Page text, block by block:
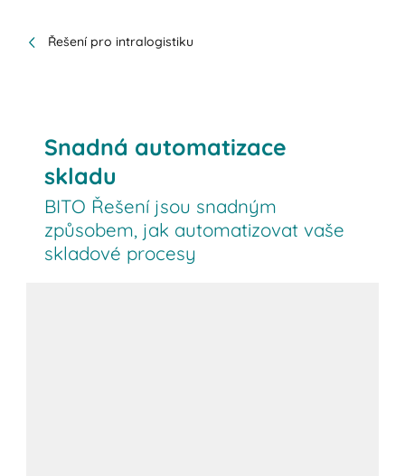
Řešení pro intralogistiku
Snadná automatizace
skladu
BITO Řešení jsou snadným
způsobem, jak automatizovat vaše
skladové procesy